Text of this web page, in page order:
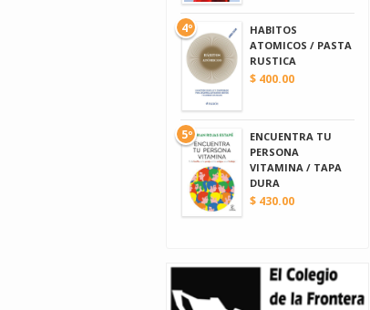
HABITOS
ATOMICOS / PASTA
RUSTICA
$ 400.00
4º
ENCUENTRA TU
PERSONA
VITAMINA / TAPA
DURA
$ 430.00
5º